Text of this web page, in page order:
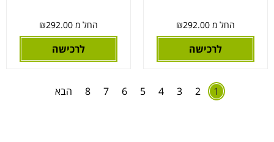
החל מ ₪292.00
לרכישה
החל מ ₪292.00
לרכישה
1
2
3
4
5
6
7
8 הבא